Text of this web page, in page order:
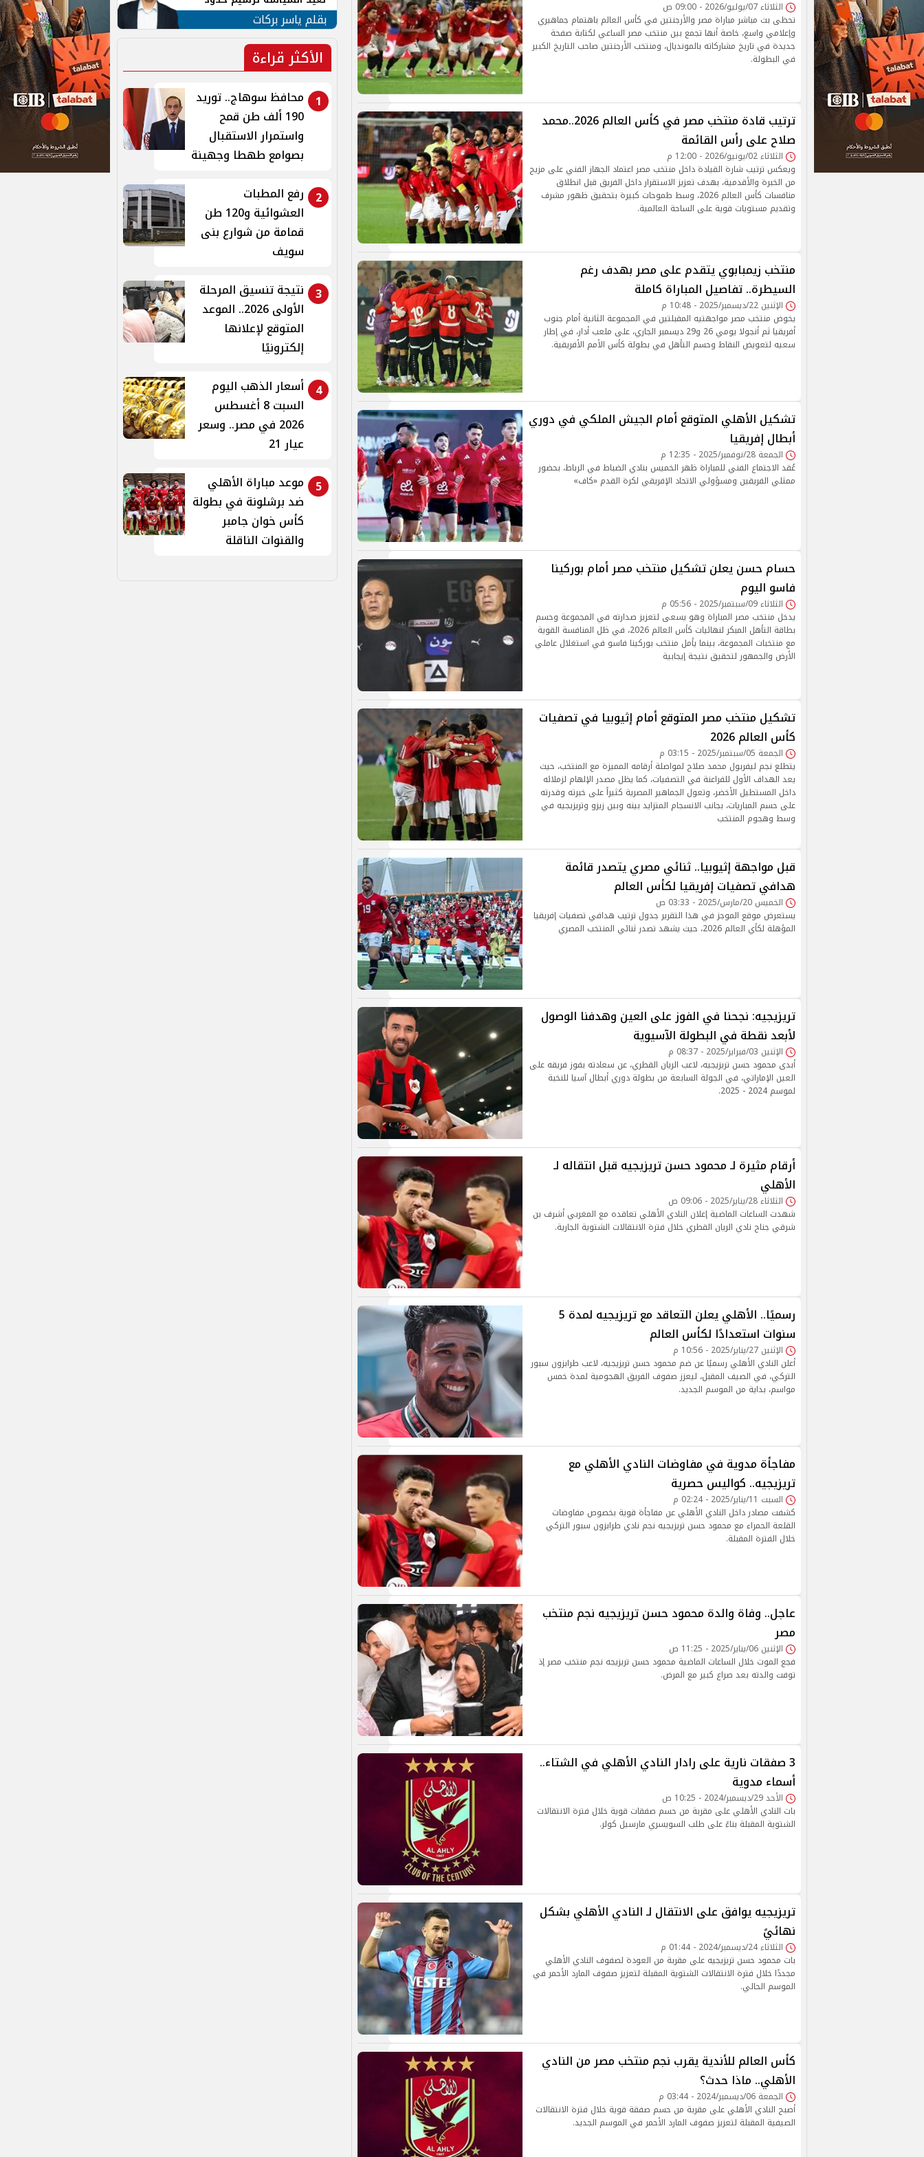
الثلاثاء 07/يوليو/2026 - 09:00 ص
تحظى بث مباشر مباراة مصر والأرجنتين في كأس العالم باهتمام جماهيري
وإعلامي واسع، خاصة أنها تجمع بين منتخب مصر الساعي لكتابة صفحة
جديدة في تاريخ مشاركاته بالمونديال، ومنتخب الأرجنتين صاحب التاريخ الكبير
في البطولة.
ترتيب قادة منتخب مصر في كأس العالم 2026..محمد
صلاح على رأس القائمة
الثلاثاء 02/يونيو/2026 - 12:00 م
ويعكس ترتيب شارة القيادة داخل منتخب مصر اعتماد الجهاز الفني على مزيج
من الخبرة والأقدمية، بهدف تعزيز الاستقرار داخل الفريق قبل انطلاق
منافسات كأس العالم 2026، وسط طموحات كبيرة بتحقيق ظهور مشرف
وتقديم مستويات قوية على الساحة العالمية.
منتخب زيمبابوي يتقدم على مصر بهدف رغم
السيطرة.. تفاصيل المباراة كاملة
الإثنين 22/ديسمبر/2025 - 10:48 م
يخوض منتخب مصر مواجهتيه المقبلتين في المجموعة الثانية أمام جنوب
أفريقيا ثم أنجولا يومي 26 و29 ديسمبر الجاري، على ملعب أدار، في إطار
سعيه لتعويض النقاط وحسم التأهل في بطولة كأس الأمم الأفريقية.
تشكيل الأهلي المتوقع أمام الجيش الملكي في دوري
أبطال إفريقيا
الجمعة 28/نوفمبر/2025 - 12:35 م
عُقد الاجتماع الفني للمباراة ظهر الخميس بنادي الضباط في الرباط، بحضور
ممثلي الفريقين ومسؤولي الاتحاد الإفريقي لكرة القدم «كاف»
حسام حسن يعلن تشكيل منتخب مصر أمام بوركينا
فاسو اليوم
الثلاثاء 09/سبتمبر/2025 - 05:56 م
يدخل منتخب مصر المباراة وهو يسعى لتعزيز صدارته في المجموعة وحسم
بطاقة التأهل المبكر لنهائيات كأس العالم 2026، في ظل المنافسة القوية
مع منتخبات المجموعة، بينما يأمل منتخب بوركينا فاسو في استغلال عاملي
الأرض والجمهور لتحقيق نتيجة إيجابية
تشكيل منتخب مصر المتوقع أمام إثيوبيا في تصفيات
كأس العالم 2026
الجمعة 05/سبتمبر/2025 - 03:15 م
يتطلع نجم ليفربول محمد صلاح لمواصلة أرقامه المميزة مع المنتخب، حيث
يعد الهداف الأول للفراعنة في التصفيات، كما يظل مصدر الإلهام لزملائه
داخل المستطيل الأخضر، وتعول الجماهير المصرية كثيراً على خبرته وقدرته
على حسم المباريات، بجانب الانسجام المتزايد بينه وبين زيزو وتريزيجيه في
وسط وهجوم المنتخب
قبل مواجهة إثيوبيا.. ثنائي مصري يتصدر قائمة
هدافي تصفيات إفريقيا لكأس العالم
الخميس 20/مارس/2025 - 03:33 ص
يستعرض موقع الموجز في هذا التقرير جدول ترتيب هدافي تصفيات إفريقيا
المؤهلة لكأي العالم 2026، حيث يشهد تصدر ثنائي المنتخب المصري
تريزيجيه: نجحنا في الفوز على العين وهدفنا الوصول
لأبعد نقطة في البطولة الآسيوية
الإثنين 03/فبراير/2025 - 08:37 م
أبدى محمود حسن تريزيجيه، لاعب الريان القطري، عن سعادته بفوز فريقه على
العين الإماراتي، في الجولة السابعة من بطولة دوري أبطال آسيا للنخبة
لموسم 2024 - 2025.
أرقام مثيرة لـ محمود حسن تريزيجيه قبل انتقاله لـ
الأهلي
الثلاثاء 28/يناير/2025 - 09:06 ص
شهدت الساعات الماضية إعلان النادي الأهلي تعاقده مع المغربي أشرف بن
شرقي جناح نادي الريان القطري خلال فترة الانتقالات الشتوية الجارية.
رسميًا.. الأهلي يعلن التعاقد مع تريزيجيه لمدة 5
سنوات استعدادًا لكأس العالم
الإثنين 27/يناير/2025 - 10:56 م
أعلن النادي الأهلي رسميًا عن ضم محمود حسن تريزيجيه، لاعب طرابزون سبور
التركي، في الصيف المقبل، ليعزز صفوف الفريق الهجومية لمدة خمس
مواسم، بداية من الموسم الجديد.
مفاجأة مدوية في مفاوضات النادي الأهلي مع
تريزيجيه.. كواليس حصرية
السبت 11/يناير/2025 - 02:24 م
كشفت مصادر داخل النادي الأهلي عن مفاجأة قوية بخصوص مفاوضات
القلعة الحمراء مع محمود حسن تريزيجيه نجم نادي طرابزون سبور التركي
خلال الفترة المقبلة.
عاجل.. وفاة والدة محمود حسن تريزيجيه نجم منتخب
مصر
الإثنين 06/يناير/2025 - 11:25 ص
فجع الموت خلال الساعات الماضية محمود حسن تريزيجه نجم منتخب مصر إذ
توفت والدته بعد صراع كبير مع المرض.
3 صفقات نارية على رادار النادي الأهلي في الشتاء..
أسماء مدوية
الأحد 29/ديسمبر/2024 - 10:25 ص
بات النادي الأهلي على مقربة من حسم صفقات قوية خلال فترة الانتقالات
الشتوية المقبلة بناءً على طلب السويسري مارسيل كولر.
تريزيجيه يوافق على الانتقال لـ النادي الأهلي بشكل
نهائيً
الثلاثاء 24/ديسمبر/2024 - 01:44 م
بات محمود حسن تريزيجيه على مقربة من العودة لصفوف النادي الأهلي
مجددًا خلال فترة الانتقالات الشتوية المقبلة لتعزيز صفوف المارد الأحمر في
الموسم الحالي.
كأس العالم للأندية يقرب نجم منتخب مصر من النادي
الأهلي.. ماذا حدث؟
الجمعة 06/ديسمبر/2024 - 03:44 م
أصبح النادي الأهلي على مقربة من حسم صفقة قوية خلال فترة الانتقالات
الصيفية المقبلة لتعزيز صفوف المارد الأحمر في الموسم الجديد.
الأمن القومي العربي
بقلم ياسر بركات
الأكثر قراءة
1
محافظ سوهاج.. توريد
190 ألف طن قمح
واستمرار الاستقبال
بصوامع طهطا وجهينة
2
رفع المطبات
العشوائية و120 طن
قمامة من شوارع بنى
سويف
3 نتيجة تنسيق المرحلة
الأولى 2026.. الموعد
المتوقع لإعلانها
إلكترونيًا
4
أسعار الذهب اليوم
السبت 8 أغسطس
2026 في مصر.. وسعر
عيار 21
5
موعد مباراة الأهلي
ضد برشلونة في بطولة
كأس خوان جامبر
والقنوات الناقلة